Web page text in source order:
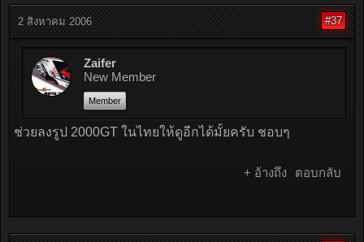
2 สิงหาคม 2006 #37
Zaifer
New Member
Member
ช่วยลงรูป 2000GT ในไทยให้ดูอีกได้มั้ยครับ ชอบๆ
+ อ้างถึง ตอบกลับ